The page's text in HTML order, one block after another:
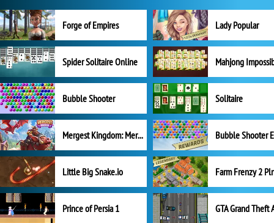
Forge of Empires Lady Popular
Spider Solitaire Online Mahjong
Bubble Shooter Solitaire
Mergest Kingdom: Merge Puzzle
Little Big Snake.io
Prince of Persia 1 GTA Grand Theft